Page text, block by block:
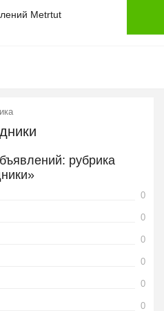
рубрика
0
0
0
0
0
0